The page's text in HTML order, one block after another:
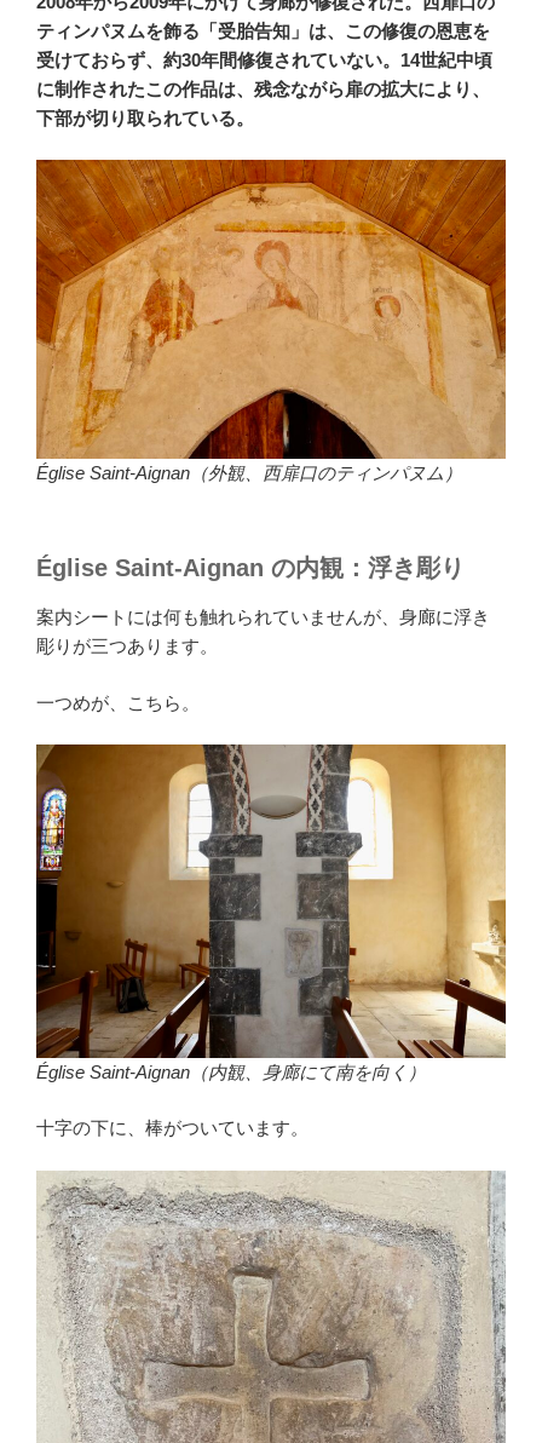
ティンパヌムを飾る「受胎告知」は、この修復の恩恵を
受けておらず、約30年間修復されていない。14世紀中頃
に制作されたこの作品は、残念ながら扉の拡大により、
下部が切り取られている。
Église Saint-Aignan（外観、西扉口のティンパヌム）
Église Saint-Aignan の内観：浮き彫り
案内シートには何も触れられていませんが、身廊に浮き
彫りが三つあります。
一つめが、こちら。
Église Saint-Aignan（内観、身廊にて南を向く）
十字の下に、棒がついています。